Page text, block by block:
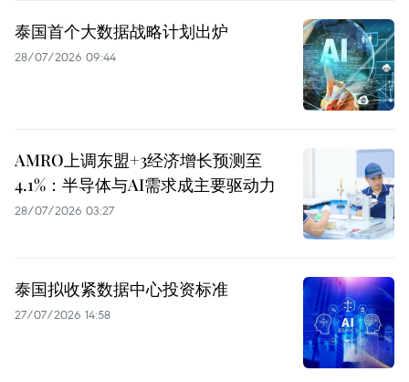
泰国首个大数据战略计划出炉
28/07/2026 09:44
AMRO上调东盟+3经济增长预测至
4.1%：半导体与AI需求成主要驱动力
28/07/2026 03:27
泰国拟收紧数据中心投资标准
27/07/2026 14:58